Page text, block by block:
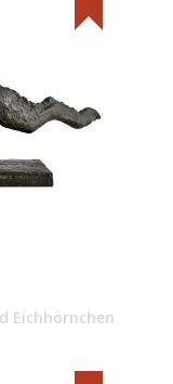
Eichhörnchen